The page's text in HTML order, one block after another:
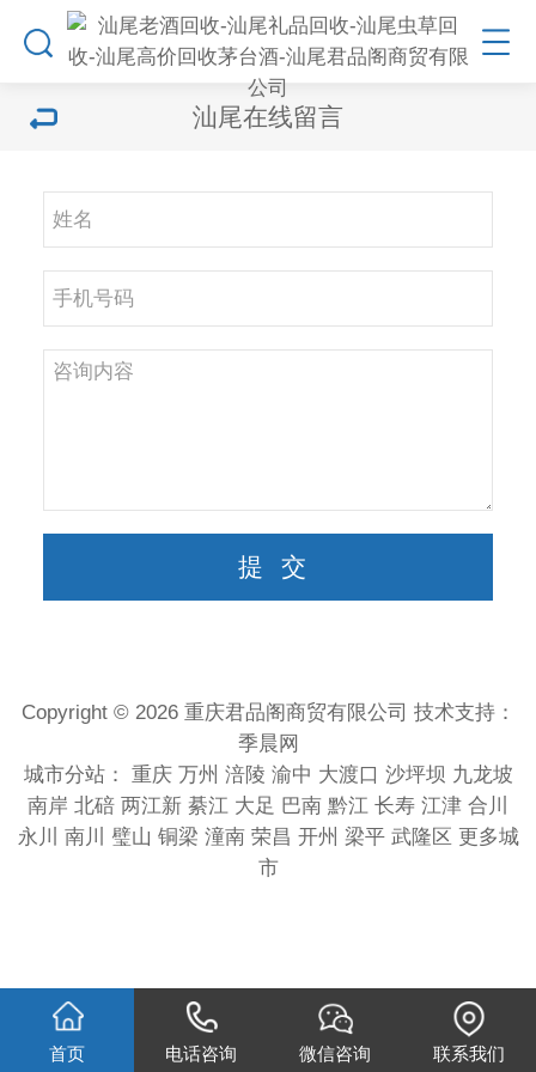
汕尾在线留言
Copyright © 2026 重庆君品阁商贸有限公司 技术支持：
季晨网
城市分站： 重庆 万州 涪陵 渝中 大渡口 沙坪坝 九龙坡
南岸 北碚 两江新 綦江 大足 巴南 黔江 长寿 江津 合川
永川
南川 璧山 铜梁 潼南 荣昌 开州 梁平 武隆区 更多城
市
首页 电话咨询 微信咨询 联系我们